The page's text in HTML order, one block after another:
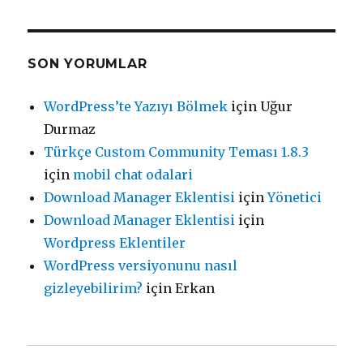
SON YORUMLAR
WordPress’te Yazıyı Bölmek içinUğur
Durmaz
Türkçe Custom Community Teması 1.8.3
için mobil chat odalari
Download Manager Eklentisi içinYönetici
Download Manager Eklentisi için
Wordpress Eklentiler
WordPress versiyonunu nasıl
gizleyebilirim? içinErkan